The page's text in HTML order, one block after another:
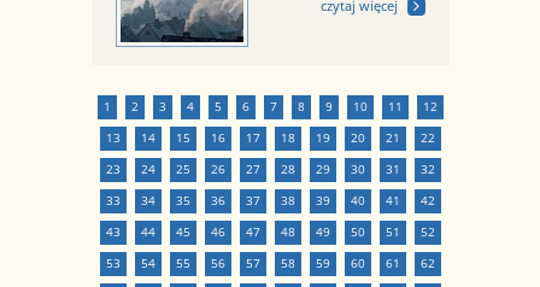
czytaj więcej
1 2 3 4 5 6 7 8 9 10 11
12
13
14 15 16 17 18 19 20 21
22
23
24 25 26 27 28 29 30 31
32
33
34 35 36 37 38 39 40 41
42
43
44 45 46 47 48 49 50 51
52
53
54 55 56 57 58 59 60 61
62